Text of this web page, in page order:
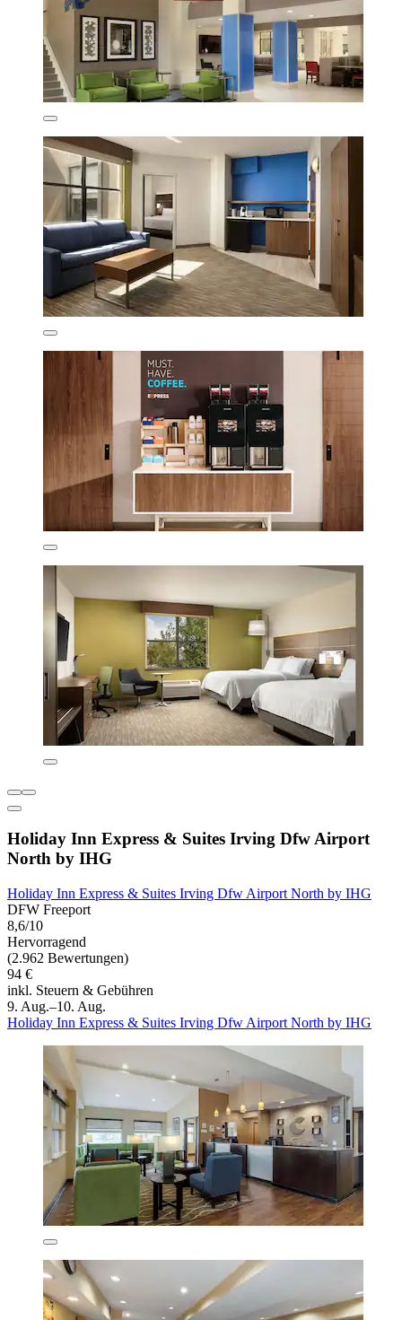
Holiday Inn Express & Suites Irving Dfw Airport
North by IHG
Holiday Inn Express & Suites Irving Dfw Airport North by IHG
DFW Freeport
8,6/10
Hervorragend
(2.962 Bewertungen)
94 €
inkl. Steuern & Gebühren
9. Aug.–10. Aug.
Holiday Inn Express & Suites Irving Dfw Airport North by IHG